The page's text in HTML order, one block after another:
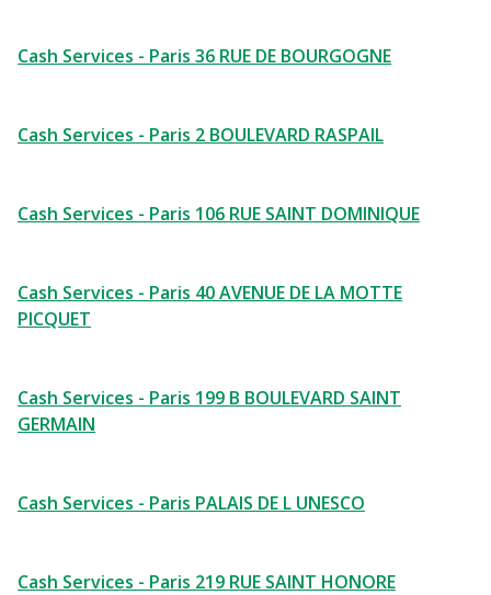
Cash Services - Paris 36 RUE DE BOURGOGNE
Cash Services - Paris 2 BOULEVARD RASPAIL
Cash Services - Paris 106 RUE SAINT DOMINIQUE
Cash Services - Paris 40 AVENUE DE LA MOTTE
PICQUET
Cash Services - Paris 199 B BOULEVARD SAINT
GERMAIN
Cash Services - Paris PALAIS DE L UNESCO
Cash Services - Paris 219 RUE SAINT HONORE